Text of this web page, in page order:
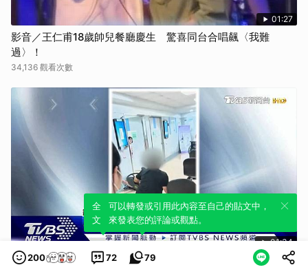
01:27
影音／王仁甫18歲帥兒餐廳慶生 驚喜同台合唱飆〈我難
過〉！
34,136 觀看次數
01:34
手術費沒付討證明被拒 男大鬧醫院還打人
200 72
全新體驗！一鍵引用此內容，透過發布貼
文來輕鬆表達個人立場。
79
可以轉發或引用此內容至自己的貼文中，
來發表您的評論或觀點。